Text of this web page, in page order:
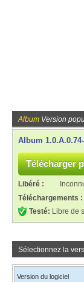
Album Version
Album
Libéré :
Téléchargements :
Testé: Libre de
Sélectionnez la
Version du logiciel